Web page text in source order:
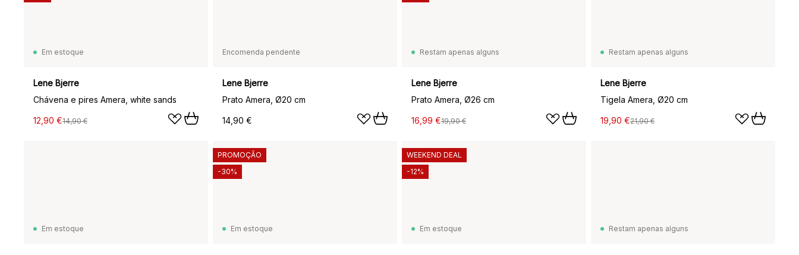
Em estoque
Lene Bjerre
Chávena e pires Amera, white sands
12,90 €14,90 €
Encomenda pendente
Lene Bjerre
Prato Amera, Ø20 cm
14,90 €
Restam apenas alguns
Lene Bjerre
Prato Amera, Ø26 cm
16,99 €19,90 €
Restam apenas alguns
Lene Bjerre
Tigela Amera, Ø20 cm
19,90 €21,90 €
Em estoque Em estoque
PROMOÇÃO
-30%
Em estoque
WEEKEND DEAL
-12%
Restam apenas alguns